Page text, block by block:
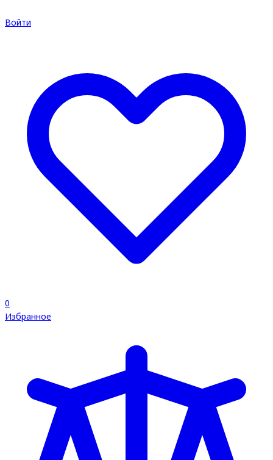
Войти
0
Избранное